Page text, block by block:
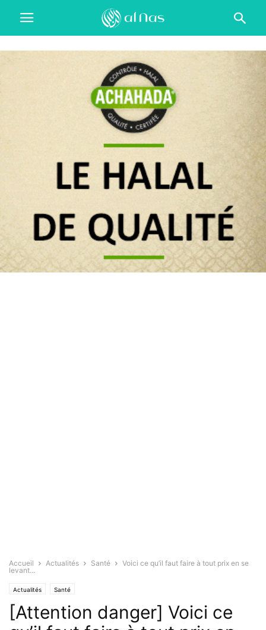
Accueil Actualités Santé
Voici ce qu’il faut faire à tout prix en se
levant...
Actualités Santé
[Attention danger] Voici ce